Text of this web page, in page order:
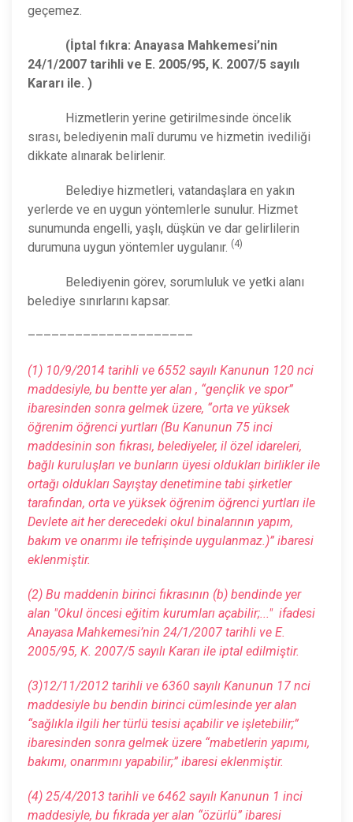
geçemez.
(İptal fıkra: Anayasa Mahkemesi’nin
24/1/2007 tarihli ve E. 2005/95, K. 2007/5 sayılı
Kararı ile. )
Hizmetlerin yerine getirilmesinde öncelik
sırası, belediyenin malî durumu ve hizmetin ivediliği
dikkate alınarak belirlenir.
Belediye hizmetleri, vatandaşlara en yakın
yerlerde ve en uygun yöntemlerle sunulur. Hizmet
sunumunda engelli, yaşlı, düşkün ve dar gelirlilerin
durumuna uygun yöntemler uygulanır. (4)
Belediyenin görev, sorumluluk ve yetki alanı
belediye sınırlarını kapsar.
–––––––––––––––––––––
(1) 10/9/2014 tarihli ve 6552 sayılı Kanunun 120 nci
maddesiyle, bu bentte yer alan , “gençlik ve spor”
ibaresinden sonra gelmek üzere, “orta ve yüksek
öğrenim öğrenci yurtları (Bu Kanunun 75 inci
maddesinin son fıkrası, belediyeler, il özel idareleri,
bağlı kuruluşları ve bunların üyesi oldukları birlikler ile
ortağı oldukları Sayıştay denetimine tabi şirketler
tarafından, orta ve yüksek öğrenim öğrenci yurtları ile
Devlete ait her derecedeki okul binalarının yapım,
bakım ve onarımı ile tefrişinde uygulanmaz.)” ibaresi
eklenmiştir.
(2) Bu maddenin birinci fıkrasının (b) bendinde yer
alan "Okul öncesi eğitim kurumları açabilir;..." ifadesi
Anayasa Mahkemesi’nin 24/1/2007 tarihli ve E.
2005/95, K. 2007/5 sayılı Kararı ile iptal edilmiştir.
(3)12/11/2012 tarihli ve 6360 sayılı Kanunun 17 nci
maddesiyle bu bendin birinci cümlesinde yer alan
“sağlıkla ilgili her türlü tesisi açabilir ve işletebilir;”
ibaresinden sonra gelmek üzere “mabetlerin yapımı,
bakımı, onarımını yapabilir;” ibaresi eklenmiştir.
(4) 25/4/2013 tarihli ve 6462 sayılı Kanunun 1 inci
maddesiyle, bu fıkrada yer alan “özürlü” ibaresi